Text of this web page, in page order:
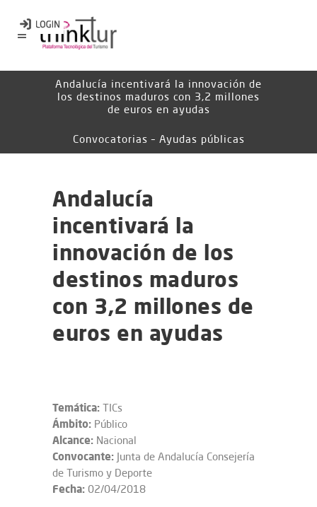
Andalucía incentivará la innovación de
los destinos maduros con 3,2 millones
de euros en ayudas
Convocatorias – Ayudas públicas
Andalucía
incentivará la
innovación de los
destinos maduros
con 3,2 millones de
euros en ayudas
Temática: TICs
Ámbito: Público
Alcance: Nacional
Convocante: Junta de Andalucía Consejería
de Turismo y Deporte
Fecha: 02/04/2018